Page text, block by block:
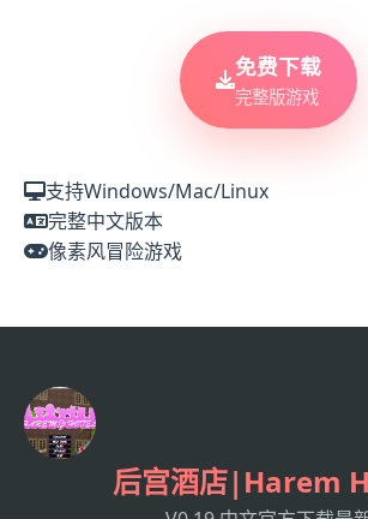
免费下载
完整版游戏
支持Windows/Mac/Linux
完整中文版本
像素风冒险游戏
后宫酒店|Harem